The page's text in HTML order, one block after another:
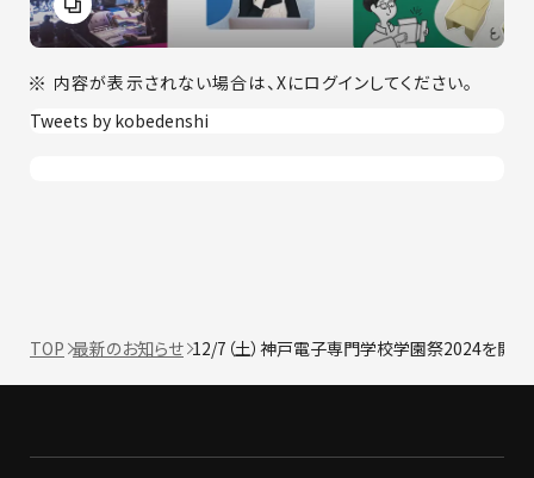
内容が表示されない場合は、Xにログインしてください。
Tweets by kobedenshi
TOP 最新のお知らせ 12/7（土）神戸電子専門学校学園祭2024を開催